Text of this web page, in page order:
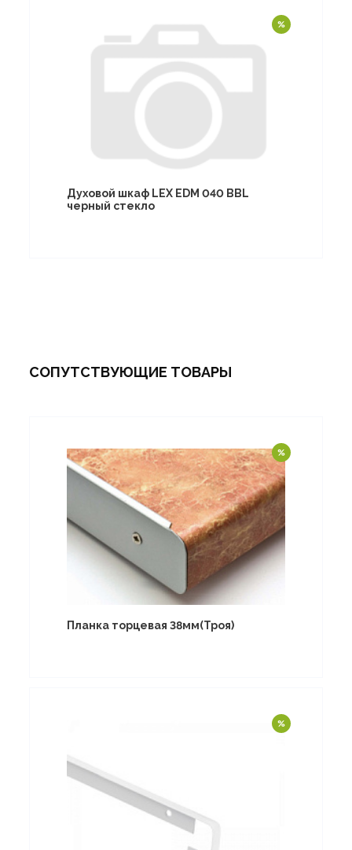
Духовой шкаф LEX EDM 040 BBL
черный стекло
СОПУТСТВУЮЩИЕ ТОВАРЫ
Планка торцевая 38мм(Троя)